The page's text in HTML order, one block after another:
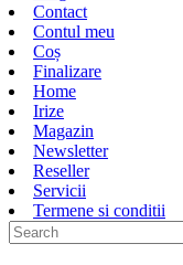
Contact
Contul meu
Coș
Finalizare
Home
Irize
Magazin
Newsletter
Reseller
Servicii
Termene si conditii